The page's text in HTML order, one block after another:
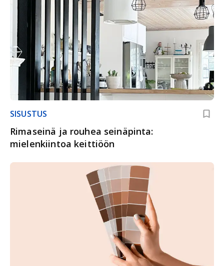
SISUSTUS
Rimaseinä ja rouhea seinäpinta:
mielenkiintoa keittiöön